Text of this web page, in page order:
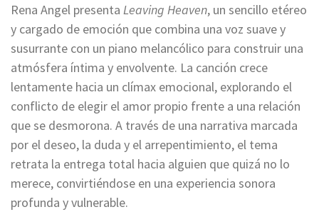
Rena Angel presenta Leaving Heaven, un sencillo etéreo
y cargado de emoción que combina una voz suave y
susurrante con un piano melancólico para construir una
atmósfera íntima y envolvente. La canción crece
lentamente hacia un clímax emocional, explorando el
conflicto de elegir el amor propio frente a una relación
que se desmorona. A través de una narrativa marcada
por el deseo, la duda y el arrepentimiento, el tema
retrata la entrega total hacia alguien que quizá no lo
merece, convirtiéndose en una experiencia sonora
profunda y vulnerable.